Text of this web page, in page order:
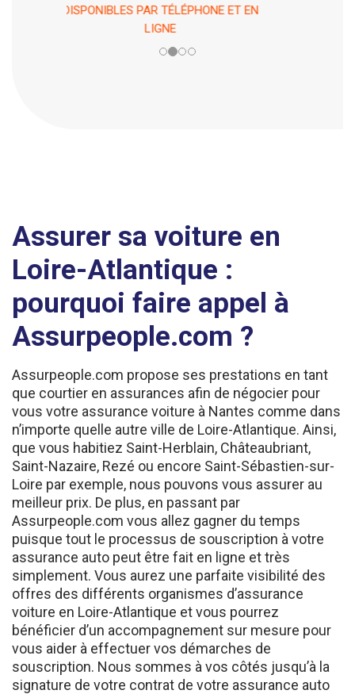
EN CAS DE PÉPIN !
Assurer sa voiture en
Loire-Atlantique :
pourquoi faire appel à
Assurpeople.com ?
Assurpeople.com propose ses prestations en tant
que courtier en assurances afin de négocier pour
vous votre assurance voiture à Nantes comme dans
n’importe quelle autre ville de Loire-Atlantique. Ainsi,
que vous habitiez Saint-Herblain, Châteaubriant,
Saint-Nazaire, Rezé ou encore Saint-Sébastien-sur-
Loire par exemple, nous pouvons vous assurer au
meilleur prix. De plus, en passant par
Assurpeople.com vous allez gagner du temps
puisque tout le processus de souscription à votre
assurance auto peut être fait en ligne et très
simplement. Vous aurez une parfaite visibilité des
offres des différents organismes d’assurance
voiture en Loire-Atlantique et vous pourrez
bénéficier d’un accompagnement sur mesure pour
vous aider à effectuer vos démarches de
souscription. Nous sommes à vos côtés jusqu’à la
signature de votre contrat de votre assurance auto
et la réception de votre carte verte.